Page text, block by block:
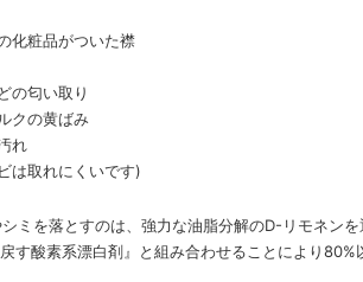
化粧品がついた襟
の匂い取り
クの黄ばみ
れ
は取れにくいです)
ミを落とすのは、強力な油脂分解のD-リモネン
す酸素系漂白剤』と組み合わせることにより80%